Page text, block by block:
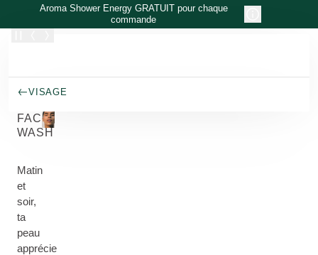
Allez au contenu principal
Aroma Shower Energy GRATUIT pour chaque
commande
VISAGE
FACE
WASH
Matin
et
soir,
ta
peau
apprécie